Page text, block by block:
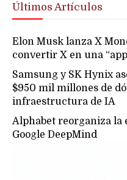
Últimos Artículos
Elon Musk lanza X
convertir X en una
Samsung y SK Hynix
$950 mil millones de
infraestructura de IA
Alphabet reorganiza
Google DeepMind